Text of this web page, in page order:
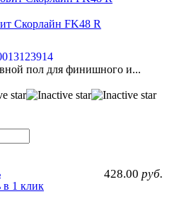
Скорлайн FK48 R
пол для финишного и...
428.00 руб.
в 1 клик